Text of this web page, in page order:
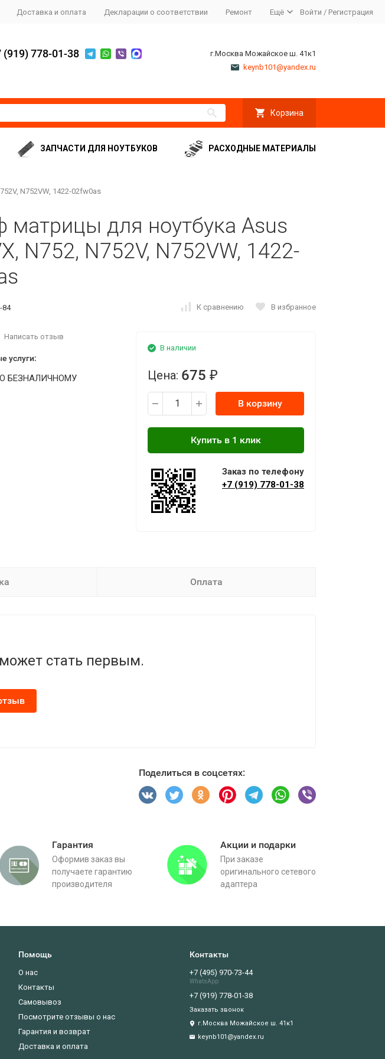
Доставка и оплата Декларации о соответствии Ремонт Ещё Войти / Регистрация
(919) 778-01-38
г.Москва Можайское ш. 41к1
keynb101@yandex.ru
Корзина
ЗАПЧАСТИ ДЛЯ НОУТБУКОВ РАСХОДНЫЕ МАТЕРИАЛЫ
N752VW, 1422-02fw0as
для ноутбука Asus
N752, N752V, N752VW, 1422-
84 К сравнению В избранное
Написать отзыв
услуги:
БЕЗНАЛИЧНОМУ
В наличии
Цена: 675 ₽
В корзину
Заказ по телефону
+7 (919) 778-01-38
Оплата
стать первым.
Поделиться в соцсетях:
Гарантия
Оформив заказ вы
получаете гарантию
производителя
Акции и подарки
При заказе
оригинального сетевого
адаптера
Помощь
О нас
Контакты
Самовывоз
Посмотрите отзывы о нас
Гарантия и возврат
Доставка и оплата
Контакты
+7 (495) 970-73-44
WhatsApp
+7 (919) 778-01-38
Заказать звонок
г.Москва Можайское ш. 41к1
keynb101@yandex.ru